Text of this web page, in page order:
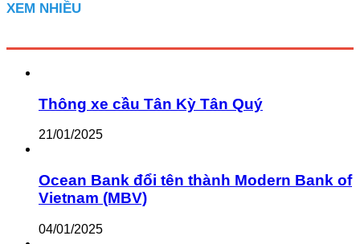
XEM NHIỀU
Thông xe cầu Tân Kỳ Tân Quý
21/01/2025
Ocean Bank đổi tên thành Modern Bank of
Vietnam (MBV)
04/01/2025